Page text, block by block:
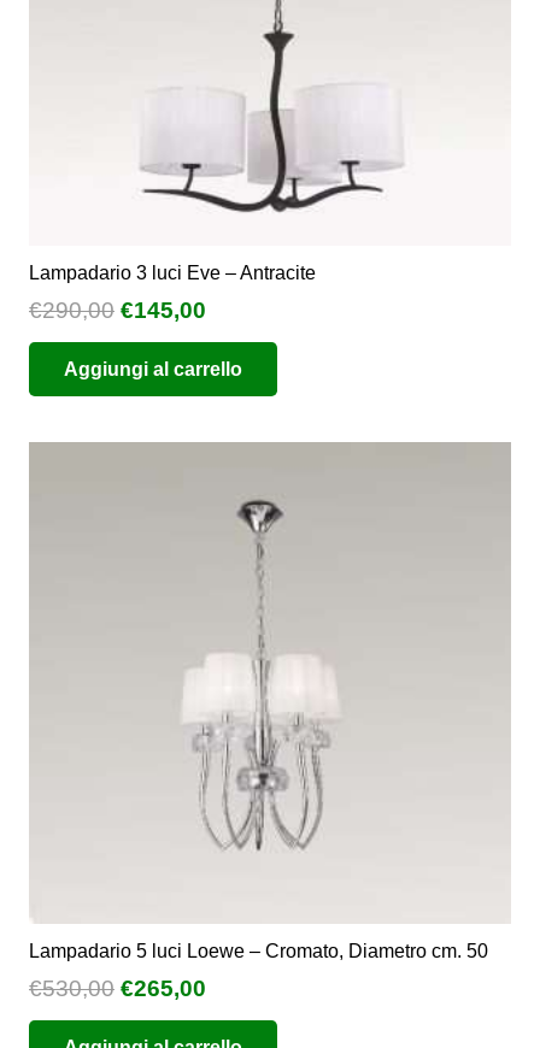
Lampadario 3 luci Eve – Antracite
€290,00 Il
prezzo
originale
era:
€145,00
prezzo
attuale
è:
Aggiungi al carrello
Lampadario 5 luci Loewe – Cromato, Diametro cm. 50
€530,00 Il
prezzo
€265,00
prezzo